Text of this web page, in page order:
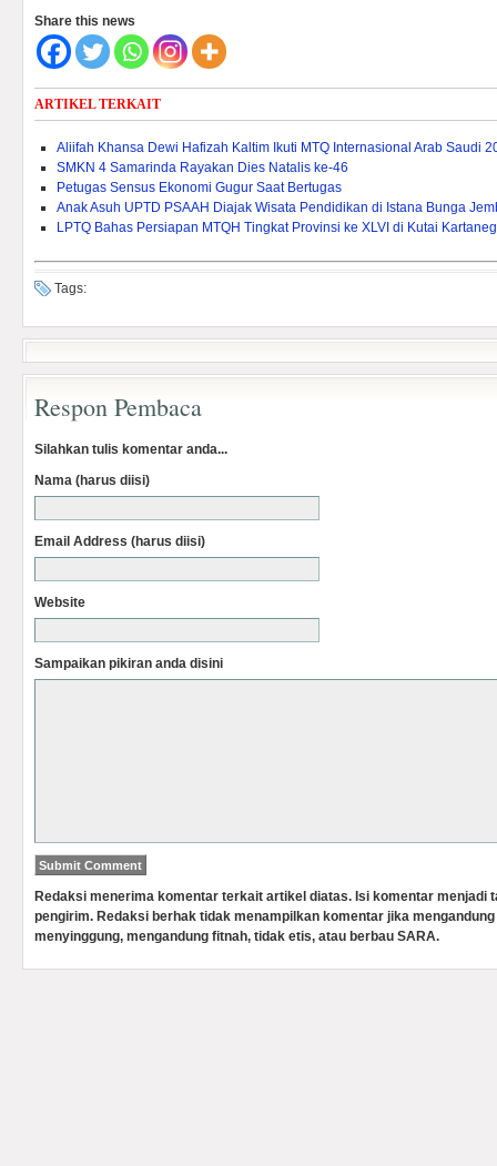
Share this news
ARTIKEL TERKAIT
Aliifah Khansa Dewi Hafizah Kaltim Ikuti MTQ Internasional Arab Saudi
SMKN 4 Samarinda Rayakan Dies Natalis ke-46
Petugas Sensus Ekonomi Gugur Saat Bertugas
Anak Asuh UPTD PSAAH Diajak Wisata Pendidikan di Istana Bunga
LPTQ Bahas Persiapan MTQH Tingkat Provinsi ke XLVI di Kutai
Tags:
Respon Pembaca
Silahkan tulis komentar anda...
Nama (harus diisi)
Email Address (harus diisi)
Website
Sampaikan pikiran anda disini
Redaksi menerima komentar terkait artikel diatas. Isi komentar menjadi
pengirim. Redaksi berhak tidak menampilkan komentar jika
menyinggung, mengandung fitnah, tidak etis, atau berbau SARA.